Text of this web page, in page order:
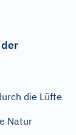
die Lüfte
Natur